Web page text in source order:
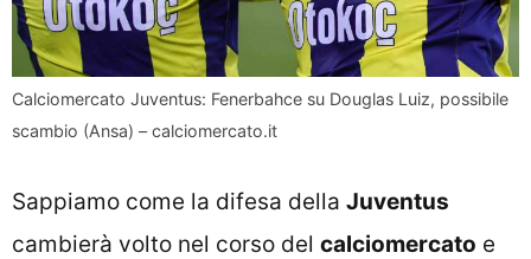
Calciomercato Juventus: Fenerbahce su Douglas Luiz, possibile
scambio (Ansa) – calciomercato.it
Sappiamo come la difesa della Juventus
cambierà volto nel corso del calciomercato e